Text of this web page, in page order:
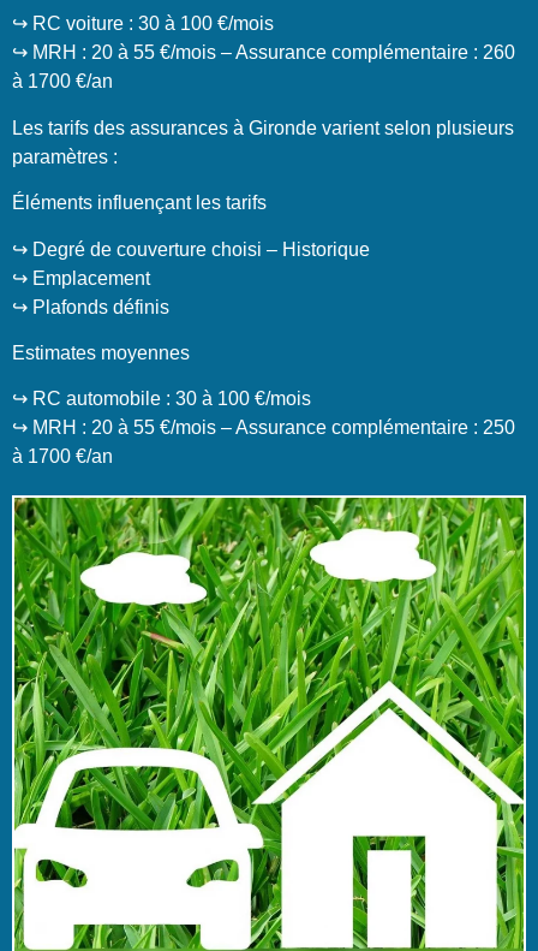
↪️ RC voiture : 30 à 100 €/mois
↪️ MRH : 20 à 55 €/mois – Assurance complémentaire : 260
à 1700 €/an
Les tarifs des assurances à Gironde varient selon plusieurs
paramètres :
Éléments influençant les tarifs
↪️ Degré de couverture choisi – Historique
↪️ Emplacement
↪️ Plafonds définis
Estimates moyennes
↪️ RC automobile : 30 à 100 €/mois
↪️ MRH : 20 à 55 €/mois – Assurance complémentaire : 250
à 1700 €/an